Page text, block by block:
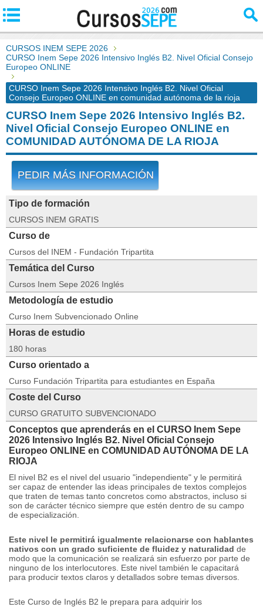
CURSOS INEM SEPE 2026
CURSO Inem Sepe 2026 Intensivo Inglés B2. Nivel Oficial Consejo
Europeo ONLINE
CURSO Inem Sepe 2026 Intensivo Inglés B2. Nivel Oficial
Consejo Europeo ONLINE en comunidad autónoma de la rioja
CURSO Inem Sepe 2026 Intensivo Inglés B2.
Nivel Oficial Consejo Europeo ONLINE en
COMUNIDAD AUTÓNOMA DE LA RIOJA
PEDIR MÁS INFORMACIÓN
Tipo de formación
CURSOS INEM GRATIS
Curso de
Cursos del INEM - Fundación Tripartita
Temática del Curso
Cursos Inem Sepe 2026 Inglés
Metodología de estudio
Curso Inem Subvencionado Online
Horas de estudio
180 horas
Curso orientado a
Curso Fundación Tripartita para estudiantes en España
Coste del Curso
CURSO GRATUITO SUBVENCIONADO
Conceptos que aprenderás en el CURSO Inem Sepe
2026 Intensivo Inglés B2. Nivel Oficial Consejo
Europeo ONLINE en COMUNIDAD AUTÓNOMA DE LA
RIOJA
El nivel B2 es el nivel del usuario "independiente" y le permitirá
ser capaz de entender las ideas principales de textos complejos
que traten de temas tanto concretos como abstractos, incluso si
son de carácter técnico siempre que estén dentro de su campo
de especialización.
Este nivel le permitirá igualmente relacionarse con hablantes
nativos con un grado suficiente de fluidez y naturalidad de
modo que la comunicación se realizará sin esfuerzo por parte de
ninguno de los interlocutores. Este nivel también le capacitará
para producir textos claros y detallados sobre temas diversos.
Este Curso de Inglés B2 le prepara para adquirir los